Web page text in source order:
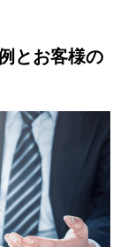
とお客様の